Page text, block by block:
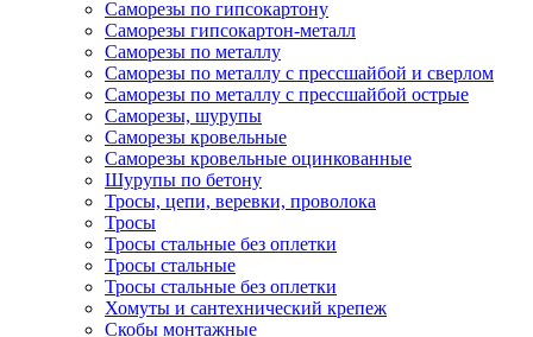
Саморезы по гипсокартону
Саморезы гипсокартон-металл
Саморезы по металлу
Саморезы по металлу с прессшайбой и сверлом
Саморезы по металлу с прессшайбой острые
Саморезы, шурупы
Саморезы кровельные
Саморезы кровельные оцинкованные
Шурупы по бетону
Тросы, цепи, веревки, проволока
Тросы
Тросы стальные без оплетки
Тросы стальные
Тросы стальные без оплетки
Хомуты и сантехнический крепеж
Скобы монтажные